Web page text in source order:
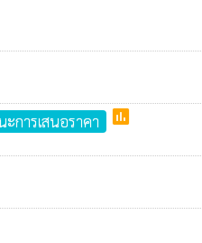
การเสนอราคา poll